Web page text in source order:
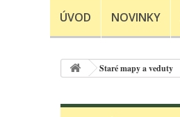
ÚVOD NOVINKY
Staré mapy a veduty